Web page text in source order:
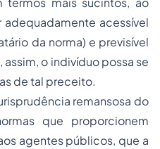
adequadamente acessível
da norma) e previsível
o indivíduo possa se
de tal preceito.
remansosa do
que proporcionem
agentes públicos, que a